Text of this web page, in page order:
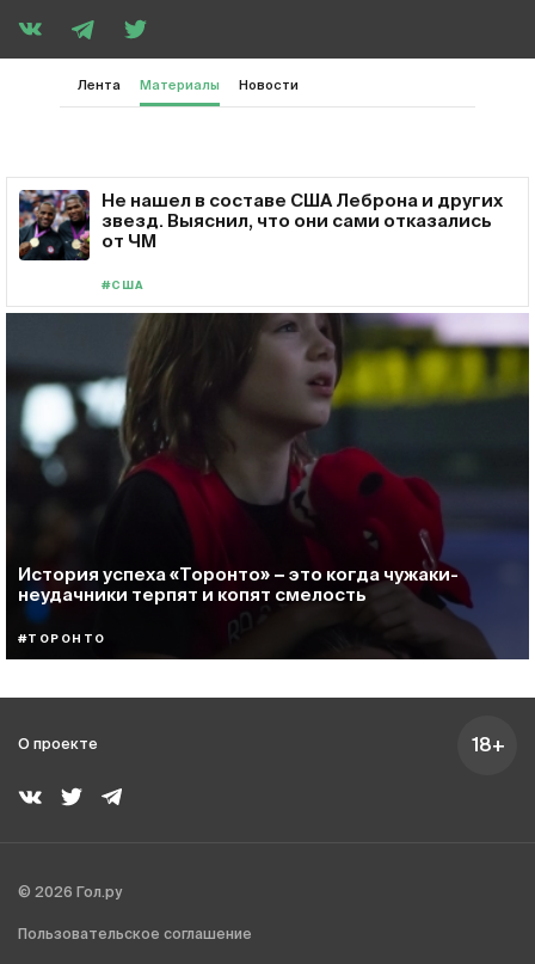
Лента Материалы Новости
Не нашел в составе США Леброна и других
звезд. Выяснил, что они сами отказались
от ЧМ
#США
История успеха «Торонто» − это когда чужаки-
неудачники терпят и копят смелость
#ТОРОНТО
О проекте 18+
© 2026 Гол.ру
Пользовательское соглашение